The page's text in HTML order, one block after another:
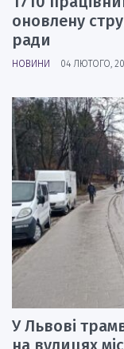
оновлену
ради
НОВИНИ 04 ЛЮТОГО,
У Львові